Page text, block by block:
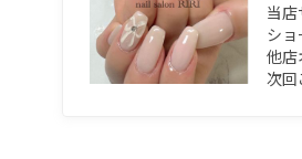
当
シ
他店
次